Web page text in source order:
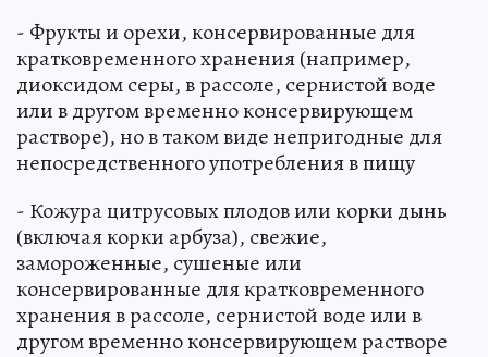
- Фрукты и орехи, консервированные для
кратковременного хранения (например,
диоксидом серы, в рассоле, сернистой воде
или в другом временно консервирующем
растворе), но в таком виде непригодные для
непосредственного употребления в пищу
- Кожура цитрусовых плодов или корки дынь
(включая корки арбуза), свежие,
замороженные, сушеные или
консервированные для кратковременного
хранения в рассоле, сернистой воде или в
другом временно консервирующем растворе